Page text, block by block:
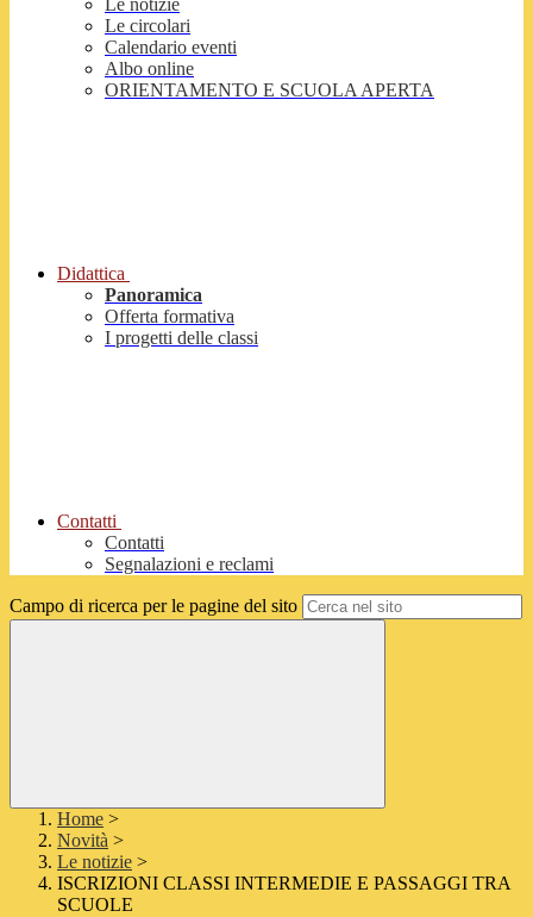
Le notizie
Le circolari
Calendario eventi
Albo online
ORIENTAMENTO E SCUOLA APERTA
Didattica
Panoramica
Offerta formativa
I progetti delle classi
Contatti
Contatti
Segnalazioni e reclami
Campo di ricerca per le pagine del sito
Home >
Novità >
Le notizie >
ISCRIZIONI CLASSI INTERMEDIE E PASSAGGI TRA
SCUOLE